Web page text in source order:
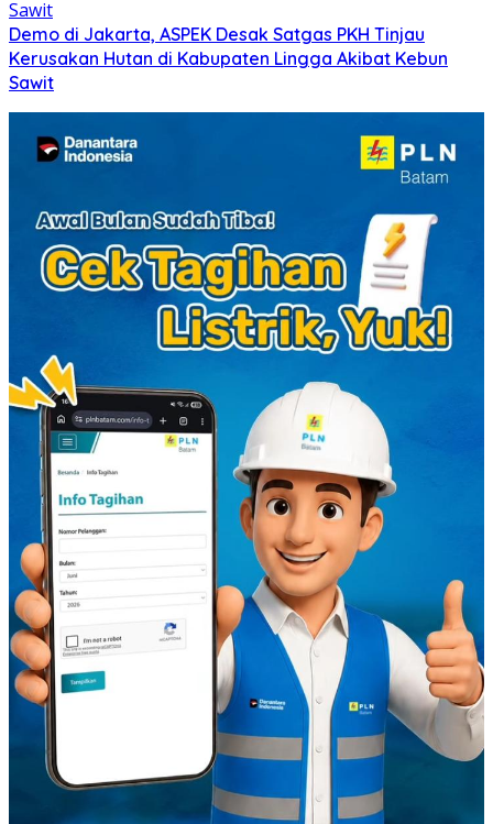
Demo di Jakarta, ASPEK Desak Satgas PKH Tinjau
Kerusakan Hutan di Kabupaten Lingga Akibat Kebun
Sawit